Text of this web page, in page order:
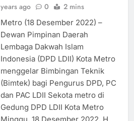
years ago
0 2 mins
Metro (18 Desember 2022) –
Dewan Pimpinan Daerah
Lembaga Dakwah Islam
Indonesia (DPD LDII) Kota Metro
menggelar Bimbingan Teknik
(Bimtek) bagi Pengurus DPD, PC
dan PAC LDII Sekota metro di
Gedung DPD LDII Kota Metro